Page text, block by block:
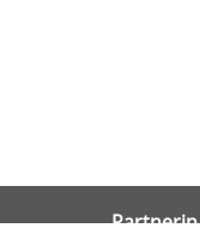
Partnerin